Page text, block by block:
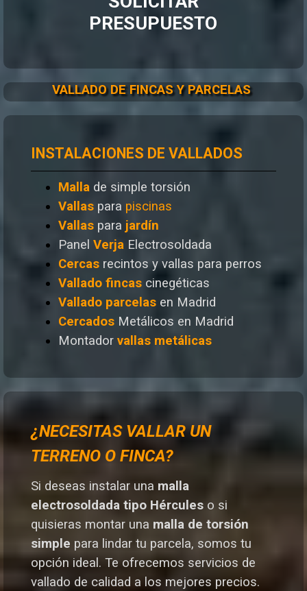
PRESUPUESTO
VALLADO DE FINCAS Y PARCELAS
INSTALACIONES DE VALLADOS
Malla de simple torsión
Vallas para piscinas
Vallas para jardín
Panel Verja Electrosoldada
Cercas recintos y vallas para perros
Vallado fincas cinegéticas
Vallado parcelas en Madrid
Cercados Metálicos en Madrid
Montador vallas metálicas
¿NECESITAS VALLAR UN
TERRENO O FINCA?
Si deseas instalar una malla
electrosoldada tipo Hércules o si
quisieras montar una malla de torsión
simple para lindar tu parcela, somos tu
opción ideal. Te ofrecemos servicios de
vallado de calidad a los mejores precios.